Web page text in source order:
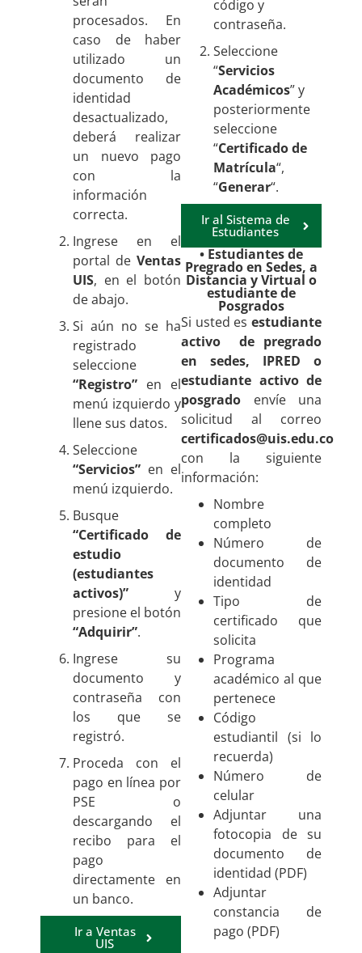
procesados. En
caso de haber
utilizado un
documento de
identidad
desactualizado,
deberá realizar
un nuevo pago
con la
información
correcta.
Ingrese en el
portal de Ventas
UIS, en el botón
de abajo.
Si aún no se ha
registrado
seleccione
“Registro” en el
menú izquierdo y
llene sus datos.
Seleccione
“Servicios” en el
menú izquierdo.
Busque
“Certificado de
estudio
(estudiantes
activos)” y
presione el botón
“Adquirir”.
Ingrese su
documento y
contraseña con
los que se
registró.
Proceda con el
pago en línea por
PSE o
descargando el
recibo para el
pago
directamente en
un banco.
Ir a Ventas
UIS
código y
contraseña.
Seleccione
“Servicios
Académicos” y
posteriormente
seleccione
“Certificado de
Matrícula“,
“Generar“.
Ir al Sistema de
Estudiantes
• Estudiantes de
Pregrado en Sedes, a
Distancia y Virtual o
estudiante de
Posgrados
Si usted es estudiante
activo de pregrado
en sedes, IPRED o
estudiante activo de
posgrado envíe una
solicitud al correo
certificados@uis.edu.co
con la siguiente
información:
Nombre
completo
Número de
documento de
identidad
Tipo de
certificado que
solicita
Programa
académico al que
pertenece
Código
estudiantil (si lo
recuerda)
Número de
celular
Adjuntar una
fotocopia de su
documento de
identidad (PDF)
Adjuntar
constancia de
pago (PDF)